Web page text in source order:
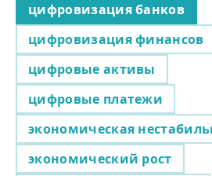
цифровизация банков
цифровизация финансов
цифровые активы
цифровые платежи
экономическая
экономический рост